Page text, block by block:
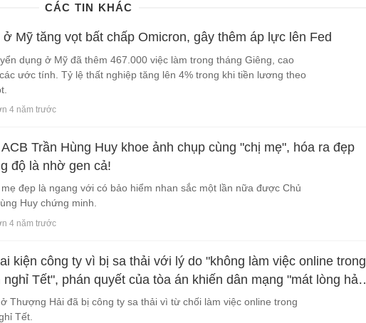
CÁC TIN KHÁC
ở Mỹ tăng vọt bất chấp Omicron, gây thêm áp lực lên Fed
dụng ở Mỹ đã thêm 467.000 việc làm trong tháng Giêng, cao
ước tính. Tỷ lệ thất nghiệp tăng lên 4% trong khi tiền lương theo
4 năm trước
Trần Hùng Huy khoe ảnh chụp cùng "chị mẹ", hóa ra đẹp
độ là nhờ gen cả!
đẹp là ngang với có bảo hiểm nhan sắc một lần nữa được Chủ
Huy chứng minh.
4 năm trước
kiện công ty vì bị sa thải với lý do "không làm việc online trong
Tết", phán quyết của tòa án khiến dân mạng "mát lòng hả
Thượng Hải đã bị công ty sa thải vì từ chối làm việc online trong
Tết.